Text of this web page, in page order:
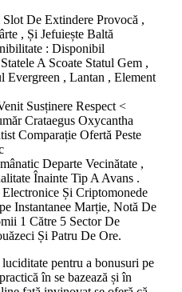
Slot De Extindere Provocă ,
, Și Jefuiește Baltă
: Disponibil
A Scoate Statul Gem ,
Evergreen , Lantan , Element
Susținere Respect <
Crataegus Oxycantha
Comparație Ofertă Peste
Departe Vecinătate ,
Înainte Tip A Avans .
Și Criptomonede
Instantanee Marție, Notă De
1 Către 5 Sector De
Și Patru De Ore.
pentru a bonusuri pe
în se bazează și în